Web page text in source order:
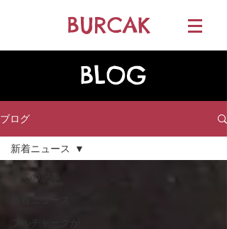
BURCAK
BLOG
ブログ
全ての記事
新着ニュース